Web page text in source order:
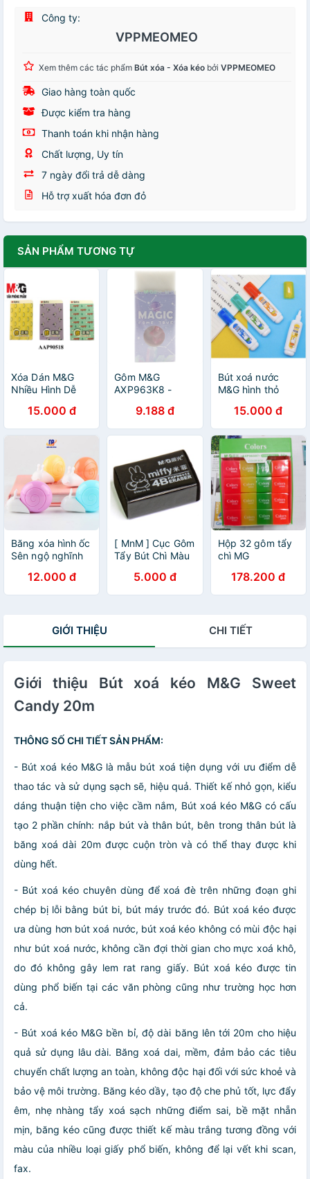
Công ty:
VPPMEOMEO
Xem thêm các tác phẩm Bút xóa - Xóa kéo bởi VPPMEOMEO
Giao hàng toàn quốc
Được kiểm tra hàng
Thanh toán khi nhận hàng
Chất lượng, Uy tín
7 ngày đổi trả dễ dàng
Hỗ trợ xuất hóa đơn đỏ
SẢN PHẨM TƯƠNG TỰ
Xóa Dán M&G
Nhiều Hình Dễ
AAP90518,
AAP90516 )
15.000 đ
Gôm M&G
AXP963K8 -
9.188 đ
Bút xoá nước
M&G hình thỏ
15.000 đ
Băng xóa hình ốc
Sên ngộ nghĩnh
dài 6m - tiện lợi
và nhỏ gọn -
12.000 đ
[ MnM ] Cục Gôm
Tẩy Bút Chì Màu
Miffy 4B M&G
5.000 đ
Hộp 32 gôm tẩy
chì MG
178.200 đ
GIỚI THIỆU CHI TIẾT
Giới thiệu Bút xoá kéo M&G Sweet
Candy 20m
THÔNG SỐ CHI TIẾT SẢN PHẨM:
- Bút xoá kéo M&G là mẫu bút xoá tiện dụng với ưu điểm dễ
thao tác và sử dụng sạch sẽ, hiệu quả. Thiết kế nhỏ gọn, kiểu
dáng thuận tiện cho việc cầm nắm, Bút xoá kéo M&G có cấu
tạo 2 phần chính: nắp bút và thân bút, bên trong thân bút là
băng xoá dài 20m được cuộn tròn và có thể thay được khi
dùng hết.
- Bút xoá kéo chuyên dùng để xoá đè trên những đoạn ghi
chép bị lỗi bằng bút bi, bút máy trước đó. Bút xoá kéo được
ưa dùng hơn bút xoá nước, bút xoá kéo không có mùi độc hại
như bút xoá nước, không cần đợi thời gian cho mực xoá khô,
do đó không gây lem rat rang giấy. Bút xoá kéo được tin
dùng phổ biến tại các văn phòng cũng như trường học hơn
cả.
- Bút xoá kéo M&G bền bỉ, độ dài băng lên tới 20m cho hiệu
quả sử dụng lâu dài. Băng xoá dai, mềm, đảm bảo các tiêu
chuyển chất lượng an toàn, không độc hại đối với sức khoẻ và
bảo vệ môi trường. Băng kéo dầy, tạo độ che phủ tốt, lực đẩy
êm, nhẹ nhàng tẩy xoá sạch những điểm sai, bề mặt nhẵn
mịn, băng kéo cũng được thiết kế màu trắng tương đồng với
màu của nhiều loại giấy phổ biến, không để lại vết khi scan,
fax.